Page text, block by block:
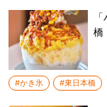
橋
#かき氷 #東日本橋